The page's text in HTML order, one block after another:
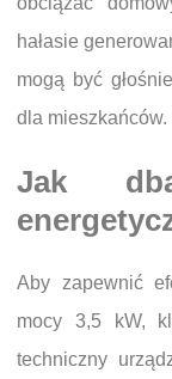
hałasie
mogą być
dla mieszkańców.
Jak
Aby zapewnić
mocy 3,5 kW,
techniczny